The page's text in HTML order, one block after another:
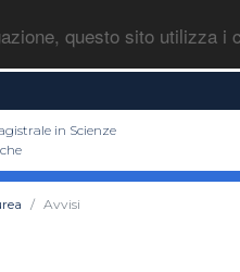
questo sito utilizza i
in Scienze
Avvisi